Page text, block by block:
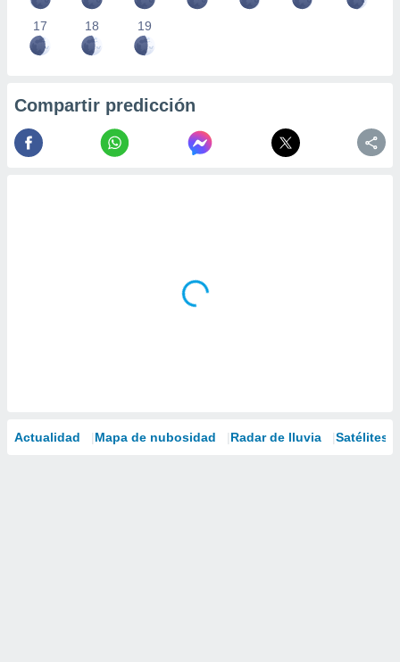
17 18 19
Compartir predicción
Actualidad Mapa de nubosidad Radar de lluvia Satélites